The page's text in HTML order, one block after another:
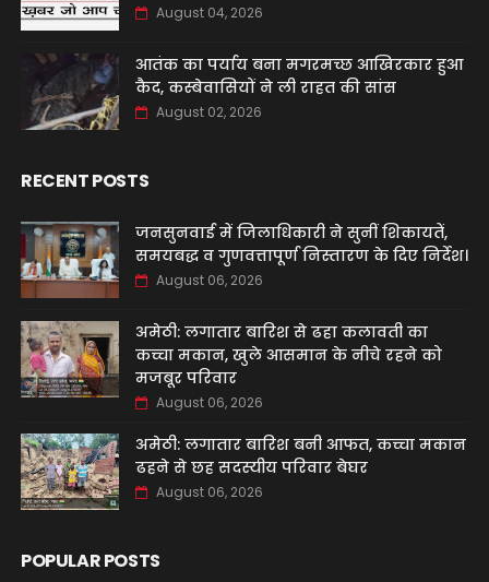
August 04, 2026
आतंक का पर्याय बना मगरमच्छ आखिरकार हुआ
कैद, कस्बेवासियों ने ली राहत की सांस
August 02, 2026
RECENT POSTS
जनसुनवाई में जिलाधिकारी ने सुनीं शिकायतें,
समयबद्ध व गुणवत्तापूर्ण निस्तारण के दिए निर्देश।
August 06, 2026
अमेठी: लगातार बारिश से ढहा कलावती का
कच्चा मकान, खुले आसमान के नीचे रहने को
मजबूर परिवार
August 06, 2026
अमेठी: लगातार बारिश बनी आफत, कच्चा मकान
ढहने से छह सदस्यीय परिवार बेघर
August 06, 2026
POPULAR POSTS